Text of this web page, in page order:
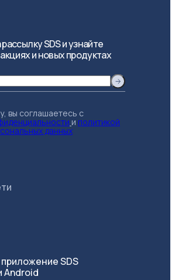
SDS и узнайте
и новых продуктах
вы соглашаетесь с
и политикой
данных
SDS
Android